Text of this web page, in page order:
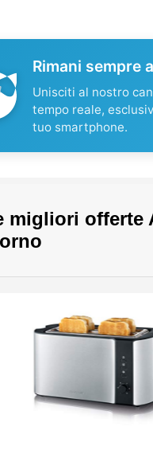
Rimani sempre
Unisciti al nostro
tempo reale,
tuo smartphone.